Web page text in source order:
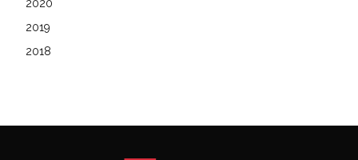
2020
2019
2018